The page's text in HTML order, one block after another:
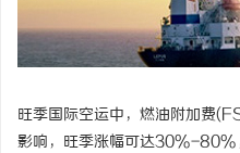
旺季国际空运中，燃油附加费
影响，旺季涨幅可达30%-80%